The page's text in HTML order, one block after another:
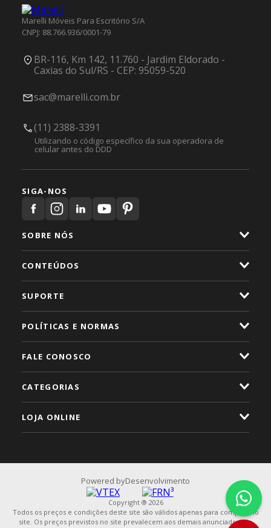
Marelli Móveis Para Escritório S/A
CNPJ: 88.766.936/0001-79
BR-116, Km 142, 11.760 - Jardim Eldorado -
Caxias do Sul/RS - CEP: 95059-520
sac@marelli.com.br
(11) 2388-3391
Utilizando o código específico da sua operadora de
celular antes do DDD
SIGA-NOS
SOBRE NÓS
CONTEÚDOS
SUPORTE
POLÍTICAS E NORMAS
FALE CONOSCO
CATEGORIAS
LOJA ONLINE
Powered byDesenvolvimento
Copyright ® 2026
Todos os preços e condições deste site são válidos apenas para compras no
site. Os preços previstos no site prevalecem aos demais anunciados em